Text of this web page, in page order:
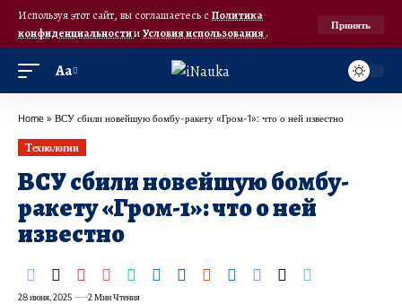
Используя этот сайт, вы соглашаетесь с Политика
конфиденциальностииУсловия использования.
Принять
Аа
Home » ВСУ сбили новейшую бомбу-ракету «Гром-1»: что о ней известно
Технологии
ВСУ сбили новейшую бомбу-
ракету «Гром-1»: что о ней
известно
28 июня, 2025 2 Мин Чтения